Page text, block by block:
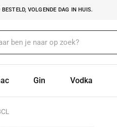
VOLGENDE DAG IN HUIS.
Gin Vodka